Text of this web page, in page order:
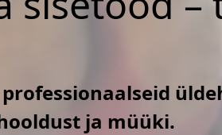
ja müüki.